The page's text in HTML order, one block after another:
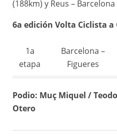
(188km) y Reus –
6a edición Volta Ciclista
1a
etapa
Barcelona –
Figueres
etapa
Figueres – Vic
Vic – Reus
Podio: Muç Miquel /
Otero